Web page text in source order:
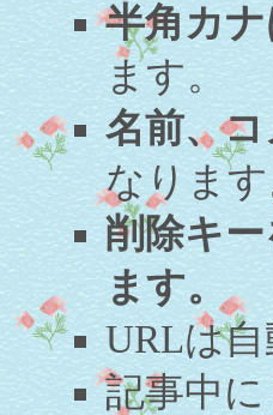
半角カ
ます。
名前、
なります
削除キ
ます。
URLは
記事中